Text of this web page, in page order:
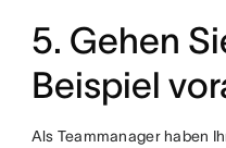
5. Gehen
Beispiel
Als Teammanager haben